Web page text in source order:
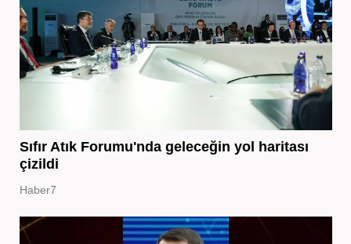
Sıfır Atık Forumu'nda geleceğin yol haritası
çizildi
Haber7